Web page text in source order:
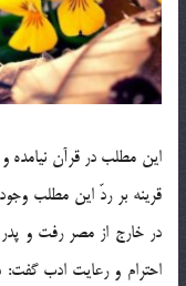
اين مطلب در قرآن نيامده
قرينه بر ردّ اين مطلب
در خارج از مصر رفت و
احترام و رعايت ادب گفت: